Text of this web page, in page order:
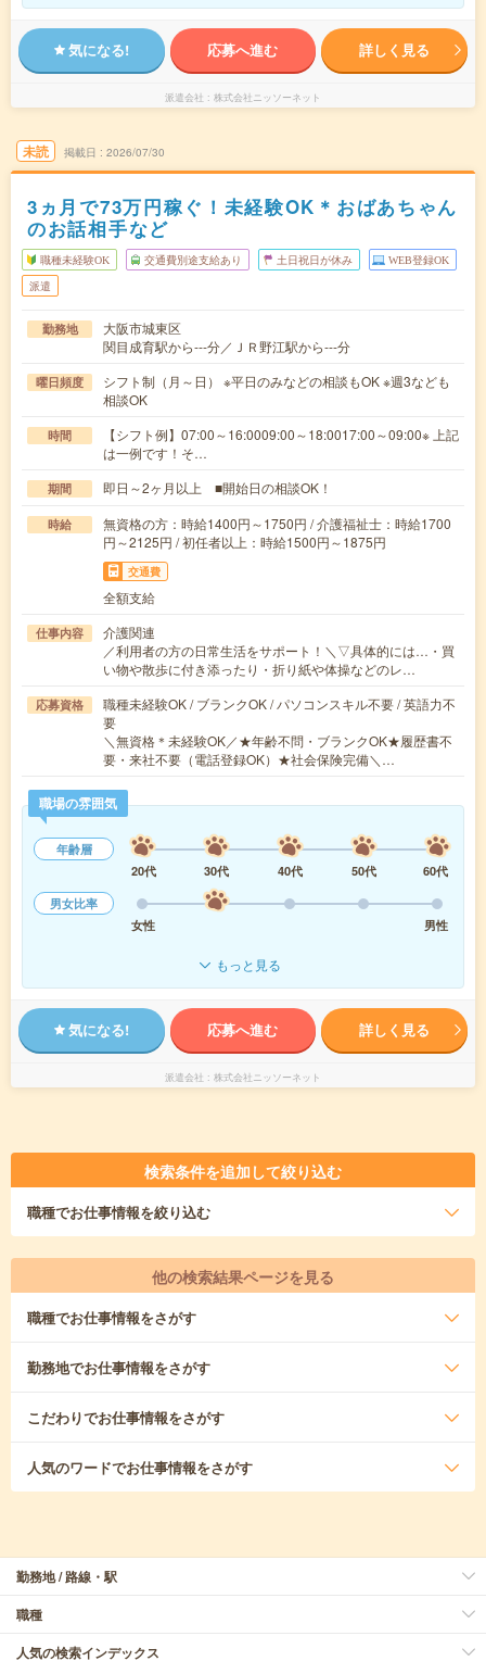
気になる! 応募へ進む 詳しく見る
派遣会社 株式会社ニッソーネット
未読 掲載日 2026/07/30
3ヵ月で73万円稼ぐ！未経験OK＊おばあちゃん
のお話相手など
職種未経験OK 交通費別途支給あり 土日祝日が休み WEB登録OK
派遣
勤務地
大阪市城東区
関目成育駅から---分／ＪＲ野江駅から---分
曜日頻度
シフト制（月～日） ※平日のみなどの相談もOK ※週3なども
相談OK
時間
【シフト例】07:00～16:0009:00～18:0017:00～09:00※ 上記
は一例です！そ…
期間 即日～2ヶ月以上 ■開始日の相談OK！
時給
無資格の方：時給1400円～1750円 / 介護福祉士：時給1700
円～2125円 / 初任者以上：時給1500円～1875円
交通費
全額支給
仕事内容
介護関連
／利用者の方の日常生活をサポート！＼▽具体的には…・買
い物や散歩に付き添ったり・折り紙や体操などのレ…
応募資格
職種未経験OK / ブランクOK / パソコンスキル不要 / 英語力不
要
＼無資格＊未経験OK／★年齢不問・ブランクOK★履歴書不
要・来社不要（電話登録OK）★社会保険完備＼…
職場の雰囲気
年齢層
20代
30代 40代 50代
60代
男女比率
女性
男性
もっと見る
気になる! 応募へ進む 詳しく見る
派遣会社 株式会社ニッソーネット
検索条件を追加して絞り込む
職種でお仕事情報を絞り込む
他の検索結果ページを見る
職種でお仕事情報をさがす
勤務地でお仕事情報をさがす
こだわりでお仕事情報をさがす
人気のワードでお仕事情報をさがす
勤務地 / 路線・駅
職種
人気の検索インデックス